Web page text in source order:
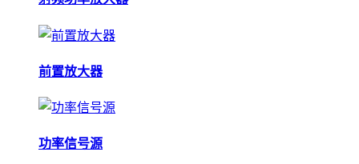
前置放大器
功率信号源